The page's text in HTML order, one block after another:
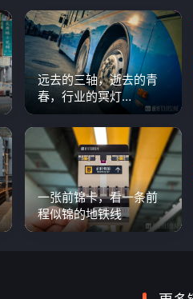
远去的三轴，逝去的青
春，行业的冥灯…
一张前锦卡，看一条前
程似锦的地铁线